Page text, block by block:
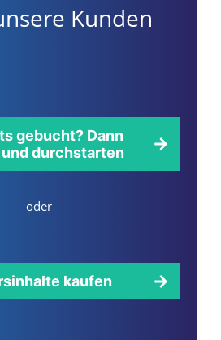
Kunden
gebucht? Dann
durchstarten
oder
kaufen